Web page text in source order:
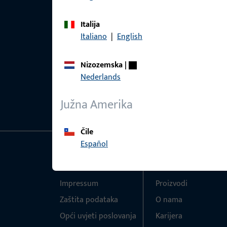
Italija
Italiano | English
Nizozemska|
Nederlands
Južna Amerika
Čile
Español
Impressum
Zaštita podataka
Opći uvjeti poslovanja
Proizvodi
O nama
Karijera